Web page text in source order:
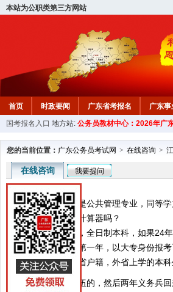
本站为公职类第三方网站
首页 时政要闻 广东省考报名 广东
国考报名入口 地方站: 公务员教材中心：2026年广
您的当前位置： 广东公务员考试网 > 在线咨询 >
在线咨询 我要提问
比如我本科专业是公共管理专业，同等学
参加笔试可以带计算器吗？
大学毕业后入伍，全日制本科，如果24年
广东专升本在读第一年，以大专身份报考
请问老师我是外省户籍，外省上学的本科
我是本科毕业入伍的，然后两年义务兵回